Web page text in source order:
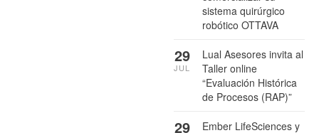
sistema quirúrgico
robótico OTTAVA
Lual Asesores invita al
Taller online
“Evaluación Histórica
de Procesos (RAP)”
29
JUL
Ember LifeSciences y
29